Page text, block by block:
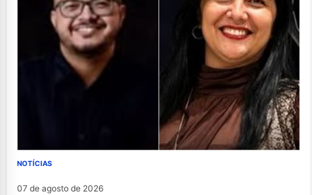
NOTÍCIAS
07 de agosto de 2026